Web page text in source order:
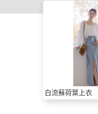
白流蘇荷葉上衣